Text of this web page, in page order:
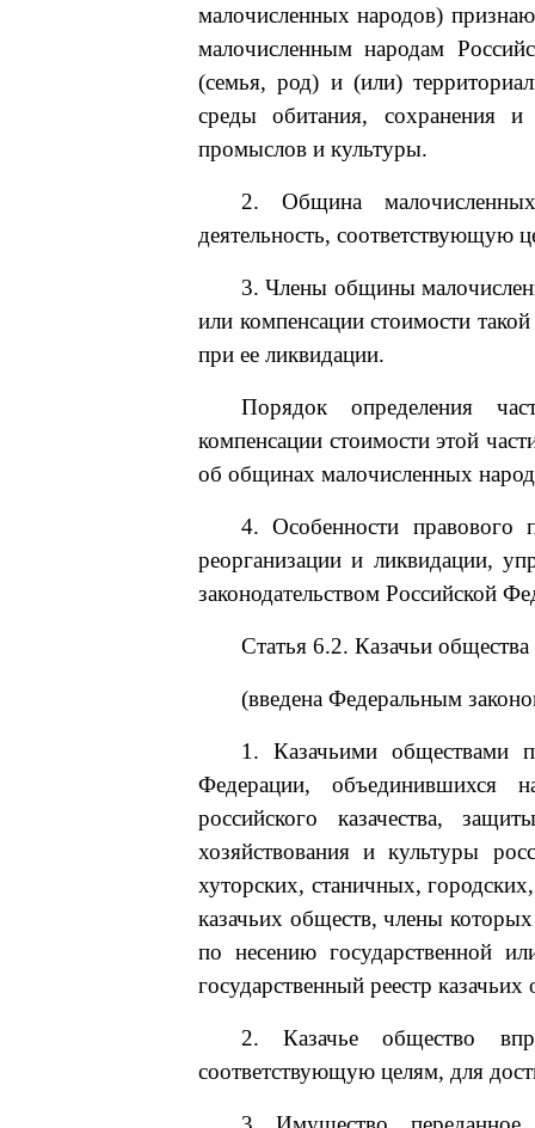
малочисленных народов)
малочисленным народам
(семья, род) и (или)
среды обитания, сохранения и
промыслов и культуры.
2. Община малочисленных
деятельность, соответствующую
3. Члены общины
или компенсации стоимости
при ее ликвидации.
Порядок определения
компенсации стоимости этой
об общинах малочисленных
4. Особенности правового
реорганизации и ликвидации,
законодательством Российской
Статья 6.2. Казачьи общества
(введена Федеральным
1. Казачьими обществами
Федерации, объединившихся
российского казачества,
хозяйствования и культуры
хуторских, станичных,
казачьих обществ, члены
по несению государственной
государственный реестр
2. Казачье общество
соответствующую целям, для